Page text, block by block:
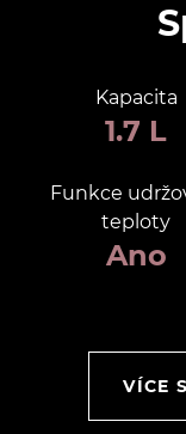
Kapacita
1.7 L
Funkce
teploty
Ano
VÍCE